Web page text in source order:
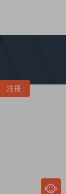
注冊